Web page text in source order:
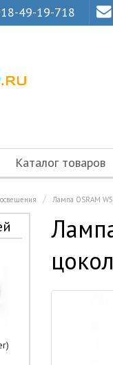
49-19-718
Каталог товаров
Лампа OSRAM